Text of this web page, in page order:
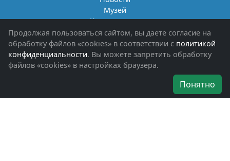
Музей
Книги памяти
Фотоальбомы
Обращения граждан
Помощь участникам СВО и их семьям
Об организации
Наши награды
Продолжая пользоваться сайтом, вы даете согласие на
обработку файлов «cookies» в соответствии с политикой
конфиденциальности. Вы можете запретить обработку
файлов «cookies» в настройках браузера.
Понятно